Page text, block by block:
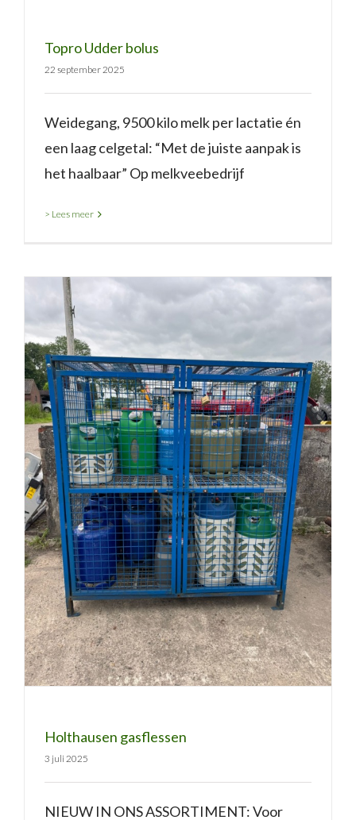
Topro Udder bolus
22 september 2025
Weidegang, 9500 kilo melk per lactatie én
een laag celgetal: “Met de juiste aanpak is
het haalbaar” Op melkveebedrijf
> Lees meer
Holthausen gasflessen
Holthausen gasflessen
3 juli 2025
NIEUW IN ONS ASSORTIMENT: Voor